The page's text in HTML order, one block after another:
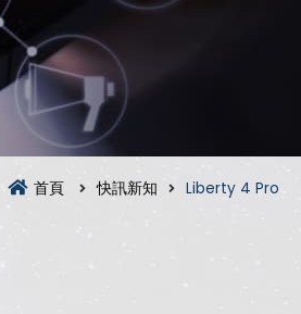
首頁 快訊新知 Liberty 4 Pro